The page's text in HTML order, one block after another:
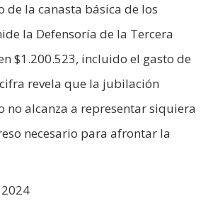
de la canasta básica de los
la Defensoría de la Tercera
$1.200.523, incluido el gasto de
revela que la jubilación
no alcanza a representar siquiera
necesario para afrontar la